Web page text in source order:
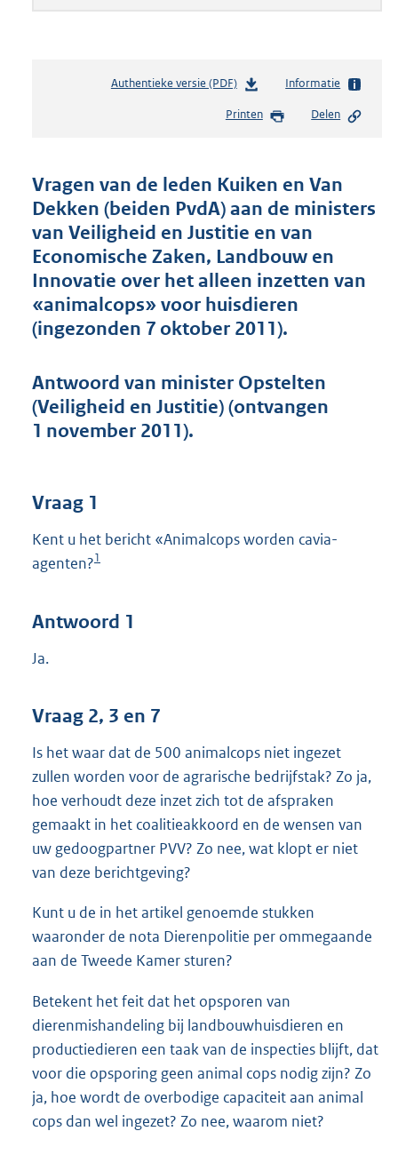
Authentieke versie (PDF)b
s
n
d
s
g
r
o
t
t
4
4
Informatie
Printen Delen
Vragen van de leden Kuiken en Van
Dekken (beiden PvdA) aan de ministers
van Veiligheid en Justitie en van
Economische Zaken, Landbouw en
Innovatie over het alleen inzetten van
«animalcops» voor huisdieren
(ingezonden 7 oktober 2011).
Antwoord van minister Opstelten
(Veiligheid en Justitie) (ontvangen
1 november 2011).
Vraag 1
Kent u het bericht «Animalcops worden cavia-
agenten?1
Antwoord 1
Ja.
Vraag 2, 3 en 7
Is het waar dat de 500 animalcops niet ingezet
zullen worden voor de agrarische bedrijfstak? Zo ja,
hoe verhoudt deze inzet zich tot de afspraken
gemaakt in het coalitieakkoord en de wensen van
uw gedoogpartner PVV? Zo nee, wat klopt er niet
van deze berichtgeving?
Kunt u de in het artikel genoemde stukken
waaronder de nota Dierenpolitie per ommegaande
aan de Tweede Kamer sturen?
Betekent het feit dat het opsporen van
dierenmishandeling bij landbouwhuisdieren en
productiedieren een taak van de inspecties blijft, dat
voor die opsporing geen animal cops nodig zijn? Zo
ja, hoe wordt de overbodige capaciteit aan animal
cops dan wel ingezet? Zo nee, waarom niet?